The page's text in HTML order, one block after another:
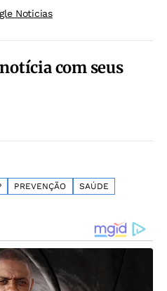
Noticias
com seus
PREVENÇÃO SAÚDE